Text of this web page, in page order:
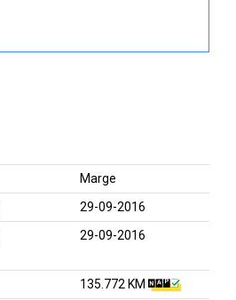
Marge
29-09-2016
29-09-2016
135.772 KM